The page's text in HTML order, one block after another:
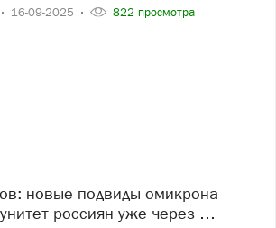
16-09-2025 822 просмотра
россиян уже через …